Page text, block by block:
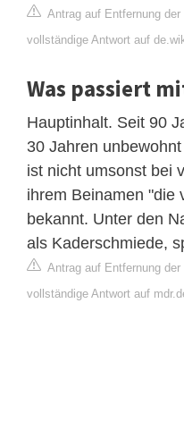
Antrag auf Entfernung der
vollständige Antwort auf
Was passiert
Hauptinhalt. Seit 90
30 Jahren
ist nicht umsonst bei
ihrem Beinamen "die
bekannt. Unter den
als Kaderschmiede,
Antrag auf Entfernung der
vollständige Antwort auf